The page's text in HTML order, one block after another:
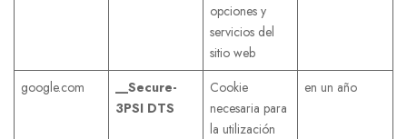
opciones y
servicios del
sitio web
google.com
__Secure-
3PSI DTS
Cookie
necesaria para
la utilización
en un año